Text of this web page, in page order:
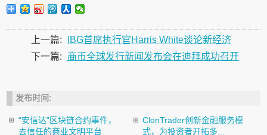
上一篇:
IBG首席执行官Harris White谈论新经济
下一篇:
商币全球发行新闻发布会在迪拜成功召开
发布时间:
“安信达”区块链合约事件，
去信任的商业文明平台
ClonTrader创新金融服务模
式，为投资者开拓多...